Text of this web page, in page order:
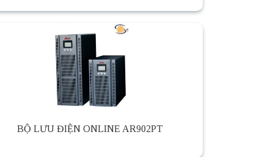
BỘ LƯU ĐIỆN ONLINE AR902PT